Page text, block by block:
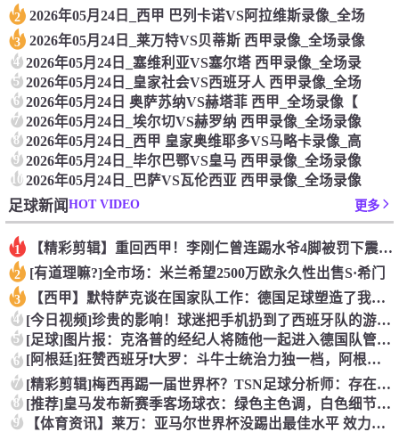
2 2026年05月24日_西甲 巴列卡诺VS阿拉维斯录像_全场
3 2026年05月24日_莱万特VS贝蒂斯 西甲录像_全场录像
4 2026年05月24日_塞维利亚VS塞尔塔 西甲录像_全场录
5 2026年05月24日_皇家社会VS西班牙人 西甲录像_全场
6 2026年05月24日 奥萨苏纳VS赫塔菲 西甲_全场录像【
7 2026年05月24日_埃尔切VS赫罗纳 西甲录像_全场录像
8 2026年05月24日_西甲 皇家奥维耶多VS马略卡录像_高
9 2026年05月24日_毕尔巴鄂VS皇马 西甲录像_全场录像
102026年05月24日_巴萨VS瓦伦西亚 西甲录像_全场录像
足球新闻HOT VIDEO 更多
1 【精彩剪辑】重回西甲！李刚仁曾连踢水爷4脚被罚下震惊足坛
2 [有道理嘛?]全市场：米兰希望2500万欧永久性出售S·希门
3 【西甲】默特萨克谈在国家队工作：德国足球塑造了我的人生，感谢
4 [今日视频]珍贵的影响！球迷把手机扔到了西班牙队的游行大巴上
5 [足球]图片报：克洛普的经纪人将随他一起进入德国队管理团队
6 [阿根廷]狂赞西班牙❗大罗：斗牛士统治力独一档，阿根廷有梅西
7 [精彩剪辑]梅西再踢一届世界杯？TSN足球分析师：存在可能性
8 [推荐]皇马发布新赛季客场球衣：绿色主色调，白色细节+经典肩
9 【体育资讯】莱万：亚马尔世界杯没踢出最佳水平 效力过巴萨后就